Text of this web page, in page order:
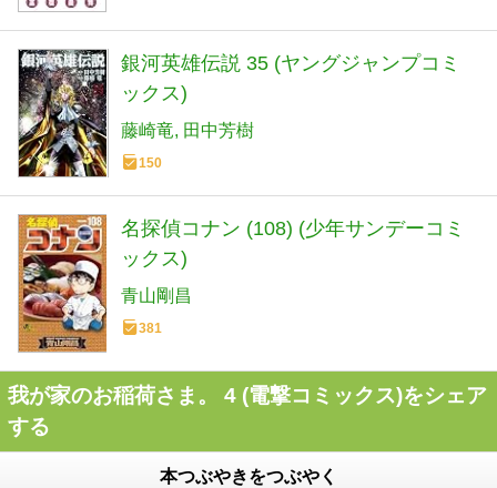
銀河英雄伝説 35 (ヤングジャンプコミ
ックス)
藤崎竜 田中芳樹
150
名探偵コナン (108) (少年サンデーコミ
ックス)
青山剛昌
381
我が家のお稲荷さま。 4 (電撃コミックス)をシェア
する
本つぶやきをつぶやく